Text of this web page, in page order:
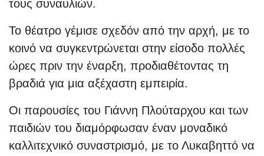
τους συναυλιών.
Το θέατρο γέμισε σχεδόν από την αρχή, με το
κοινό να συγκεντρώνεται στην είσοδο πολλές
ώρες πριν την έναρξη, προδιαθέτοντας τη
βραδιά για μια αξέχαστη εμπειρία.
Οι παρουσίες του Γιάννη Πλούταρχου και των
παιδιών του διαμόρφωσαν έναν μοναδικό
καλλιτεχνικό συναστρισμό, με το Λυκαβηττό να